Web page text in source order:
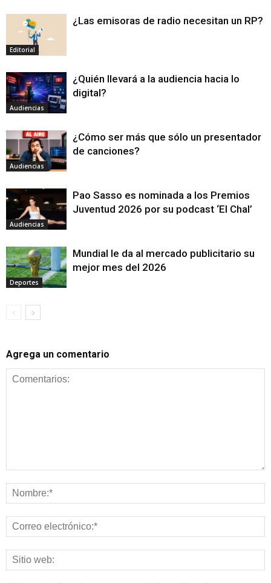
Editorial
¿Las emisoras de radio necesitan un RP?
Audiencias
¿Quién llevará a la audiencia hacia lo
digital?
Audiencias
¿Cómo ser más que sólo un presentador
de canciones?
Audiencias
Pao Sasso es nominada a los Premios
Juventud 2026 por su podcast ‘El Chal’
Deportes
Mundial le da al mercado publicitario su
mejor mes del 2026
Agrega un comentario